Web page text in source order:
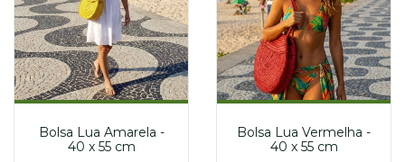
Bolsa Lua Amarela -
40 x 55 cm
Bolsa Lua Vermelha -
40 x 55 cm